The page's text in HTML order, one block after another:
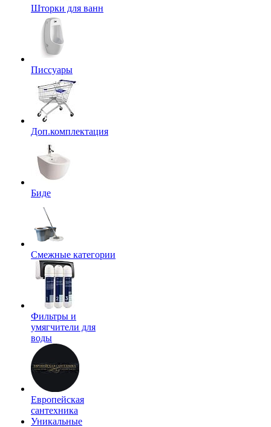
Шторки для ванн
Писсуары
Доп.комплектация
Биде
Смежные категории
Фильтры и
умягчители для
воды
Европейская
сантехника
Уникальные